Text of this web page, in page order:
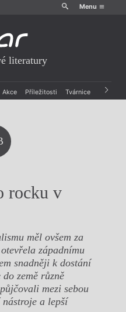
Menu
literatury
Akce Příležitosti Tvárnice Archiv
rocku v
měl ovšem za
západnímu
snadněji k dostání
země různě
mezi sebou
a lepší